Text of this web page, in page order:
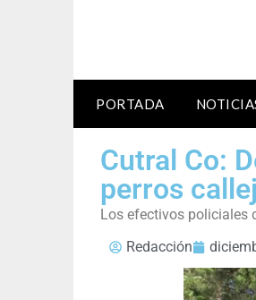
PORTADA
Cutral Co:
perros
Los efectivos policiales
Redacción